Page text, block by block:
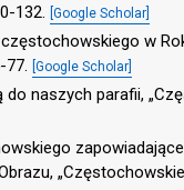
132. [Google Scholar]
częstochowskiego w
77. [Google Scholar]
do naszych parafii,